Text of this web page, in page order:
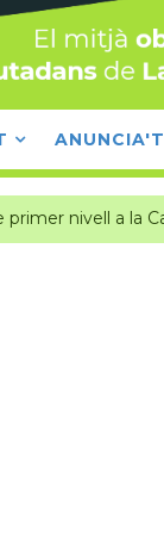
ANUNCIA'T
a la Canonja